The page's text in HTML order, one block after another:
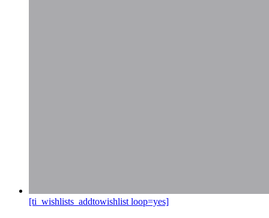
[ti_wishlists_addtowishlist loop=yes]